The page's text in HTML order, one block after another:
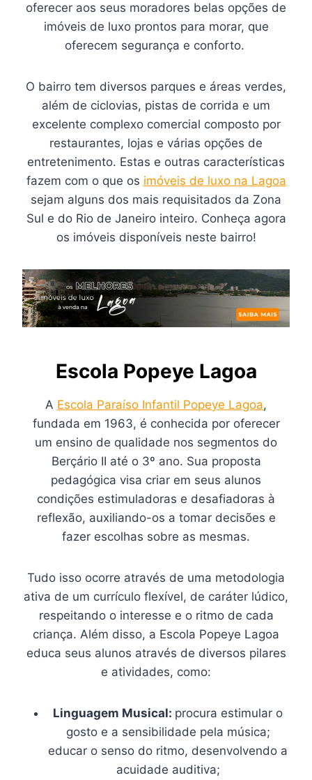
oferecer aos seus moradores belas opções de
imóveis de luxo prontos para morar, que
oferecem segurança e conforto.
O bairro tem diversos parques e áreas verdes,
além de ciclovias, pistas de corrida e um
excelente complexo comercial composto por
restaurantes, lojas e várias opções de
entretenimento. Estas e outras características
fazem com o que os imóveis de luxo na Lagoa
sejam alguns dos mais requisitados da Zona
Sul e do Rio de Janeiro inteiro. Conheça agora
os imóveis disponíveis neste bairro!
Escola Popeye Lagoa
A Escola Paraíso Infantil Popeye Lagoa,
fundada em 1963, é conhecida por oferecer
um ensino de qualidade nos segmentos do
Berçário II até o 3º ano. Sua proposta
pedagógica visa criar em seus alunos
condições estimuladoras e desafiadoras à
reflexão, auxiliando-os a tomar decisões e
fazer escolhas sobre as mesmas.
Tudo isso ocorre através de uma metodologia
ativa de um currículo flexível, de caráter lúdico,
respeitando o interesse e o ritmo de cada
criança. Além disso, a Escola Popeye Lagoa
educa seus alunos através de diversos pilares
e atividades, como:
Linguagem Musical: procura estimular o
gosto e a sensibilidade pela música;
educar o senso do ritmo, desenvolvendo a
acuidade auditiva;